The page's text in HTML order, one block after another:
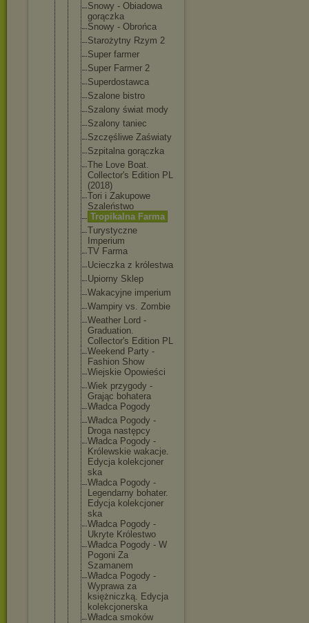
Snowy - Obiadowa
gorączka
Snowy - Obrońca
Starożytny Rzym 2
Super farmer
Super Farmer 2
Superdostawca
Szalone bistro
Szalony świat mody
Szalony taniec
Szczęśliwe Zaświaty
Szpitalna gorączka
The Love Boat.
Collector's Edition PL
(2018)
Tori i Zakupowe
Szaleństwo
Tropikalna Farma
Turystyczne
Imperium
TV Farma
Ucieczka z królestwa
Upiorny Sklep
Wakacyjne imperium
Wampiry vs. Zombie
Weather Lord -
Graduation.
Collector's Edition PL
Weekend Party -
Fashion Show
Wiejskie Opowieści
Wiek przygody -
Grając bohatera
Władca Pogody
Władca Pogody -
Droga następcy
Władca Pogody -
Królewskie wakacje.
Edycja kolekcjoner
ska
Władca Pogody -
Legendarny bohater.
Edycja kolekcjoner
ska
Władca Pogody -
Ukryte Królestwo
Władca Pogody - W
Pogoni Za
Szamanem
Władca Pogody -
Wyprawa za
księżniczką. Edycja
kolekcjonerska
Władca smoków